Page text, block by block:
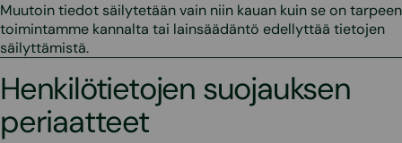
Muutoin tiedot säilytetään vain niin kauan kuin se on tarpeen
toimintamme kannalta tai lainsäädäntö edellyttää tietojen
säilyttämistä.
Henkilötietojen suojauksen
periaatteet